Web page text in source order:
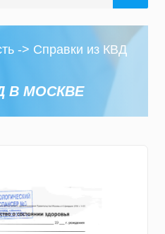
-> Справки из КВД
В МОСКВЕ